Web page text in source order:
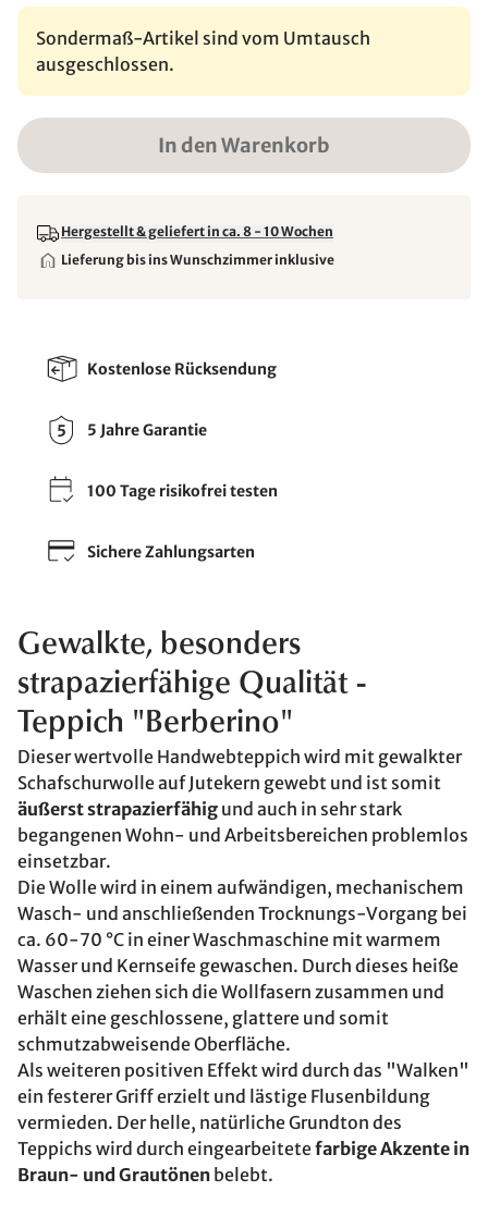
Sondermaß-Artikel sind vom Umtausch
ausgeschlossen.
In den Warenkorb
Hergestellt & geliefert in ca. 8 - 10 Wochen
Lieferung bis ins Wunschzimmer inklusive
Kostenlose Rücksendung
5 Jahre Garantie
100 Tage risikofrei testen
Sichere Zahlungsarten
Gewalkte, besonders
strapazierfähige Qualität -
Teppich "Berberino"
Dieser wertvolle Handwebteppich wird mit gewalkter
Schafschurwolle auf Jutekern gewebt und ist somit
äußerst strapazierfähig und auch in sehr stark
begangenen Wohn- und Arbeitsbereichen problemlos
einsetzbar.
Die Wolle wird in einem aufwändigen, mechanischem
Wasch- und anschließenden Trocknungs-Vorgang bei
ca. 60-70 °C in einer Waschmaschine mit warmem
Wasser und Kernseife gewaschen. Durch dieses heiße
Waschen ziehen sich die Wollfasern zusammen und
erhält eine geschlossene, glattere und somit
schmutzabweisende Oberfläche.
Als weiteren positiven Effekt wird durch das "Walken"
ein festerer Griff erzielt und lästige Flusenbildung
vermieden. Der helle, natürliche Grundton des
Teppichs wird durch eingearbeitetefarbige Akzente in
Braun- und Grautönen belebt.